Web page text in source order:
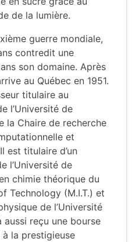
de la lumière.
guerre mondiale,
contredit une
son domaine. Après
au Québec en 1951.
titulaire au
l’Université de
la Chaire de recherche
et
est titulaire d’un
l’Université de
chimie théorique du
Technology (M.I.T.) et
de l’Université
aussi reçu une bourse
à la prestigieuse